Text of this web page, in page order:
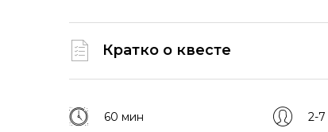
Кратко о квесте
60 мин 2-7